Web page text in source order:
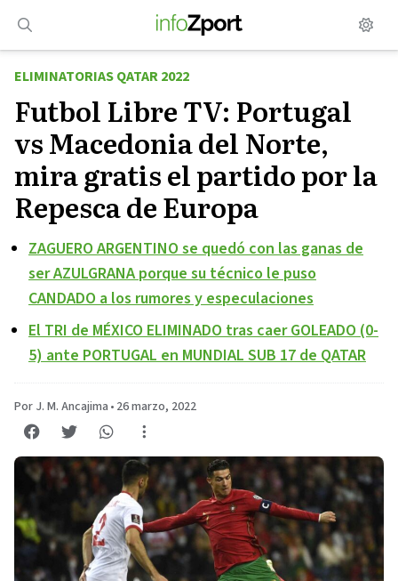
contenido
ELIMINATORIAS QATAR 2022
Futbol Libre TV: Portugal
vs Macedonia del Norte,
mira gratis el partido por la
Repesca de Europa
ZAGUERO ARGENTINO se quedó con las ganas de
ser AZULGRANA porque su técnico le puso
CANDADO a los rumores y especulaciones
El TRI de MÉXICO ELIMINADO tras caer GOLEADO (0-
5) ante PORTUGAL en MUNDIAL SUB 17 de QATAR
Por J. M. Ancajima • 26 marzo, 2022